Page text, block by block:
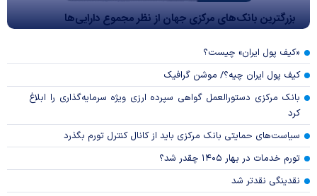
بزرگترین بانک‌های مرکزی جهان از نظر مجموع دارایی‌ها
«کیف پول ایران» چیست؟
کیف پول ایران چیه؟/ موشن گرافیک
بانک مرکزی دستورالعمل گواهی سپرده ارزی ویژه سرمایه‌گذاری را ابلاغ
کرد
سیاست‌های حمایتی بانک مرکزی باید از کانال کنترل تورم بگذرد
تورم خدمات در بهار ۱۴۰۵ چقدر شد؟
نقدینگی نقدتر شد